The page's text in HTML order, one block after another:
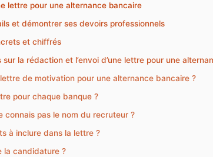
lettre pour une alternance bancaire
et démontrer ses devoirs professionnels
et chiffrés
la rédaction et l’envoi d’une lettre pour une
de motivation pour une alternance bancaire ?
pour chaque banque ?
connais pas le nom du recruteur ?
à inclure dans la lettre ?
la candidature ?